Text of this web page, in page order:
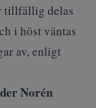
tillfällig delas
i höst väntas
av, enligt
Norén